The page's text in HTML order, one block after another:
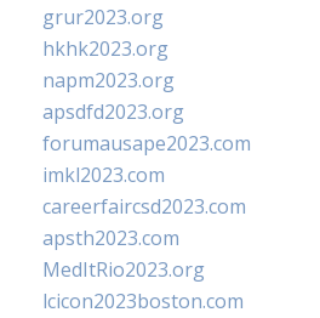
grur2023.org
hkhk2023.org
napm2023.org
apsdfd2023.org
forumausape2023.com
imkl2023.com
careerfaircsd2023.com
apsth2023.com
MedItRio2023.org
lcicon2023boston.com